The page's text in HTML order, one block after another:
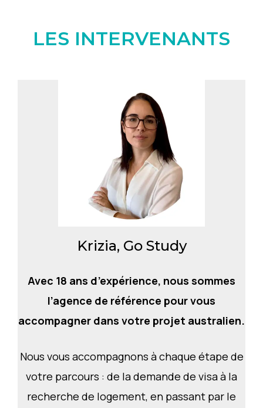
LES INTERVENANTS
Krizia, Go Study
Avec 18 ans d’expérience, nous sommes
l’agence de référence pour vous
accompagner dans votre projet australien.
Nous vous accompagnons à chaque étape de
votre parcours : de la demande de visa à la
recherche de logement, en passant par le